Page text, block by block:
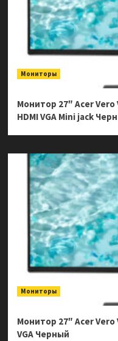
Мониторы
Монитор 27″ Acer Vero
HDMI VGA Mini jack
Мониторы
Монитор 27″ Acer Vero
VGA Черный